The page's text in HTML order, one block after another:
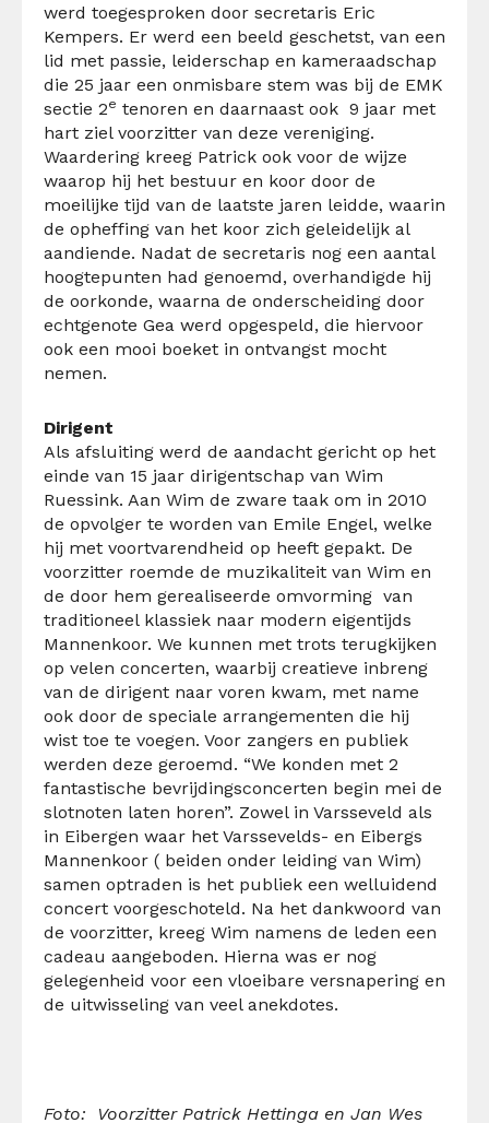
werd toegesproken door secretaris Eric
Kempers. Er werd een beeld geschetst, van een
lid met passie, leiderschap en kameraadschap
die 25 jaar een onmisbare stem was bij de EMK
sectie 2e tenoren en daarnaast ook 9 jaar met
hart ziel voorzitter van deze vereniging.
Waardering kreeg Patrick ook voor de wijze
waarop hij het bestuur en koor door de
moeilijke tijd van de laatste jaren leidde, waarin
de opheffing van het koor zich geleidelijk al
aandiende. Nadat de secretaris nog een aantal
hoogtepunten had genoemd, overhandigde hij
de oorkonde, waarna de onderscheiding door
echtgenote Gea werd opgespeld, die hiervoor
ook een mooi boeket in ontvangst mocht
nemen.
Dirigent
Als afsluiting werd de aandacht gericht op het
einde van 15 jaar dirigentschap van Wim
Ruessink. Aan Wim de zware taak om in 2010
de opvolger te worden van Emile Engel, welke
hij met voortvarendheid op heeft gepakt. De
voorzitter roemde de muzikaliteit van Wim en
de door hem gerealiseerde omvorming van
traditioneel klassiek naar modern eigentijds
Mannenkoor. We kunnen met trots terugkijken
op velen concerten, waarbij creatieve inbreng
van de dirigent naar voren kwam, met name
ook door de speciale arrangementen die hij
wist toe te voegen. Voor zangers en publiek
werden deze geroemd. “We konden met 2
fantastische bevrijdingsconcerten begin mei de
slotnoten laten horen”. Zowel in Varsseveld als
in Eibergen waar het Varssevelds- en Eibergs
Mannenkoor ( beiden onder leiding van Wim)
samen optraden is het publiek een welluidend
concert voorgeschoteld. Na het dankwoord van
de voorzitter, kreeg Wim namens de leden een
cadeau aangeboden. Hierna was er nog
gelegenheid voor een vloeibare versnapering en
de uitwisseling van veel anekdotes.
Foto: Voorzitter Patrick Hettinga en Jan Wes